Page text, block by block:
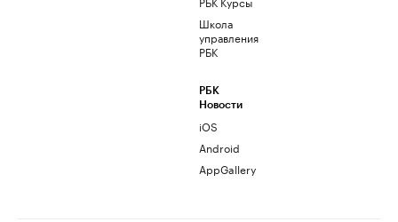
Школа
управления
РБК
РБК
Новости
iOS
Android
AppGallery